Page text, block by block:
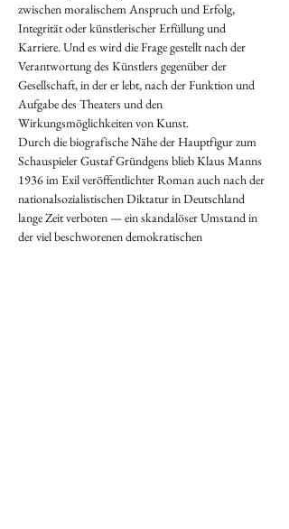
zwischen moralischem Anspruch und Erfolg,
Integrität oder künstlerischer Erfüllung und
Karriere. Und es wird die Frage gestellt nach der
Verantwortung des Künstlers gegenüber der
Gesellschaft, in der er lebt, nach der Funktion und
Aufgabe des Theaters und den
Wirkungsmöglichkeiten von Kunst.
Durch die biografische Nähe der Hauptfigur zum
Schauspieler Gustaf Gründgens blieb Klaus Manns
1936 im Exil veröffentlichter Roman auch nach der
nationalsozialistischen Diktatur in Deutschland
lange Zeit verboten — ein skandalöser Umstand in
der viel beschworenen demokratischen